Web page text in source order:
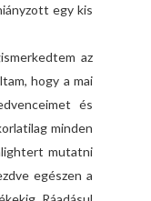
egy kis
az
hogy a mai
és
minden
mutatni
egészen a